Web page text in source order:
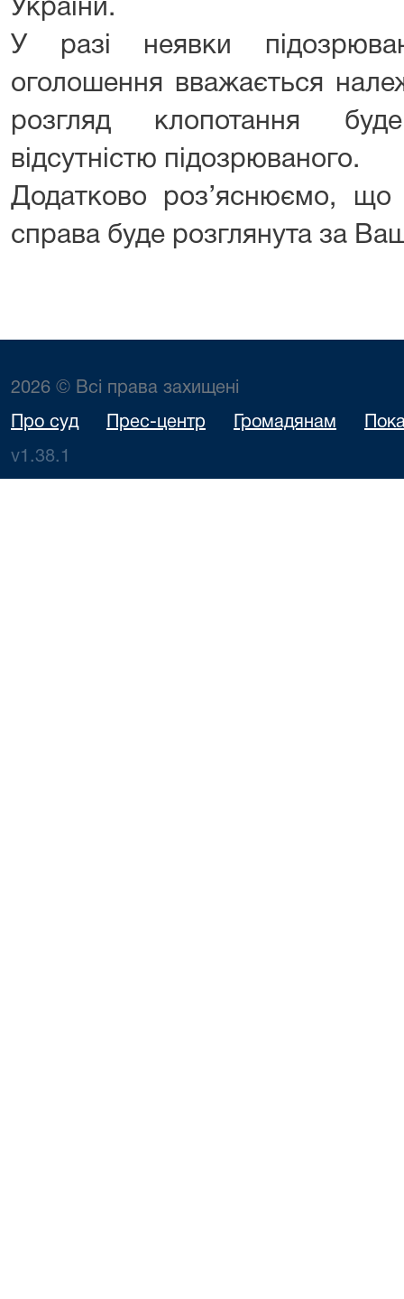
України.
У разі неявки
оголошення вважається
розгляд клопотання
відсутністю підозрюваного.
Додатково роз’яснюємо,
справа буде розглянута за
2026 © Всі права захищені
Про суд Прес-центр Громадянам
v1.38.1